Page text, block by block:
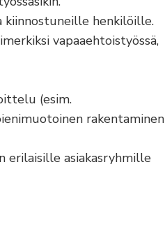
kiinnostuneille henkilöille.
vapaaehtoistyössä,
(esim.
rakentaminen
erilaisille asiakasryhmille